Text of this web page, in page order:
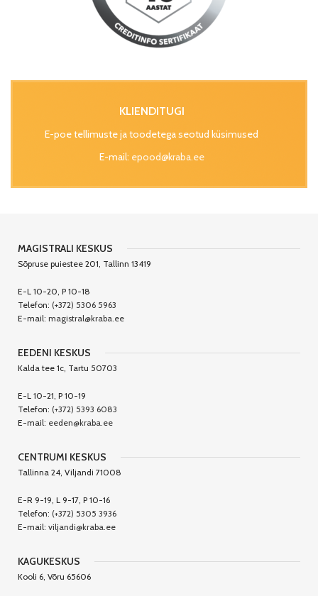
KLIENDITUGI
E-poe tellimuste ja toodetega seotud küsimused
E-mail: epood@kraba.ee
MAGISTRALI KESKUS
Sõpruse puiestee 201, Tallinn 13419
E-L 10-20, P 10-18
Telefon: (+372) 5306 5963
E-mail: magistral@kraba.ee
EEDENI KESKUS
Kalda tee 1c, Tartu 50703
E-L 10-21, P 10-19
Telefon: (+372) 5393 6083
E-mail: eeden@kraba.ee
CENTRUMI KESKUS
Tallinna 24, Viljandi 71008
E-R 9-19, L 9-17, P 10-16
Telefon: (+372) 5305 3936
E-mail: viljandi@kraba.ee
KAGUKESKUS
Kooli 6, Võru 65606